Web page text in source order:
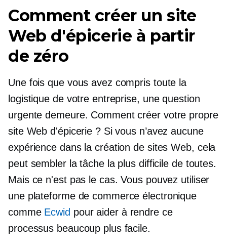
Comment créer un site
Web d'épicerie à partir
de zéro
Une fois que vous avez compris toute la
logistique de votre entreprise, une question
urgente demeure. Comment créer votre propre
site Web d'épicerie ? Si vous n’avez aucune
expérience dans la création de sites Web, cela
peut sembler la tâche la plus difficile de toutes.
Mais ce n'est pas le cas. Vous pouvez utiliser
une plateforme de commerce électronique
comme Ecwid pour aider à rendre ce
processus beaucoup plus facile.